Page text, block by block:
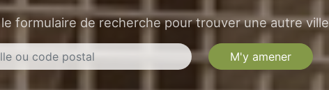
formulaire de recherche pour trouver une autre ville
M'y amener